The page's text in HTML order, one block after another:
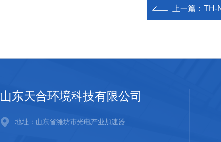
上一篇： TH-
山东天合环境科技有限公司
地址：山东省潍坊市光电产业加速器